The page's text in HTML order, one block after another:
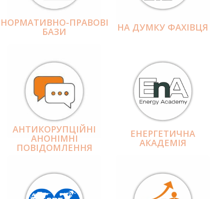
НОРМАТИВНО-ПРАВОВІ
БАЗИ НА ДУМКУ ФАХІВЦЯ
АНТИКОРУПЦІЙНІ
АНОНІМНІ
ПОВІДОМЛЕННЯ
ЕНЕРГЕТИЧНА
АКАДЕМІЯ